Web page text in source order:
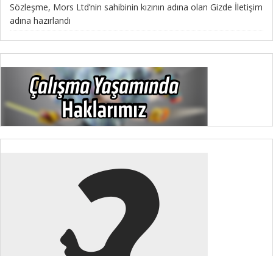
Sözleşme, Mors Ltd’nin sahibinin kızının adına olan Gizde İletişim
adına hazırlandı